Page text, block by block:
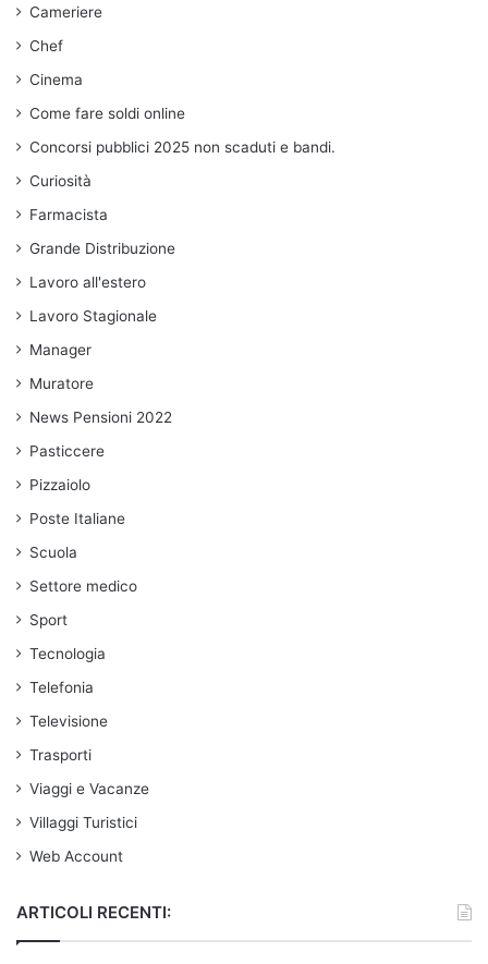
Cameriere
Chef
Cinema
Come fare soldi online
Concorsi pubblici 2025 non scaduti e bandi.
Curiosità
Farmacista
Grande Distribuzione
Lavoro all'estero
Lavoro Stagionale
Manager
Muratore
News Pensioni 2022
Pasticcere
Pizzaiolo
Poste Italiane
Scuola
Settore medico
Sport
Tecnologia
Telefonia
Televisione
Trasporti
Viaggi e Vacanze
Villaggi Turistici
Web Account
ARTICOLI RECENTI: